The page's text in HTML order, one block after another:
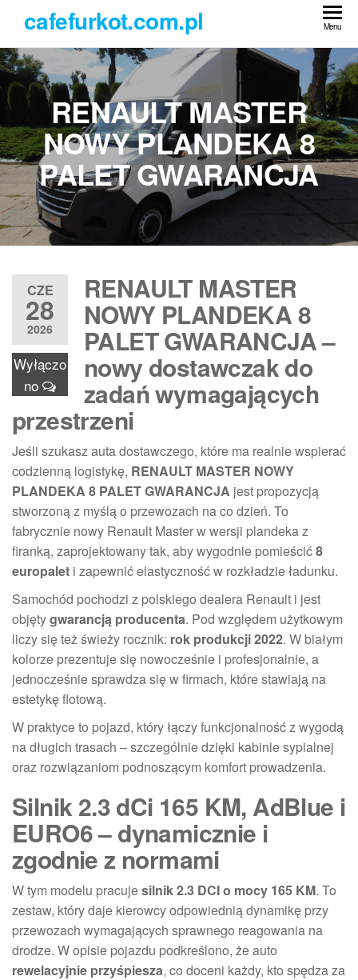
treści
cafefurkot.com.pl Menu
RENAULT MASTER
NOWY PLANDEKA 8
PALET GWARANCJA
CZE
28
2026
Wyłączo
no
RENAULT MASTER
NOWY PLANDEKA 8
PALET GWARANCJA –
nowy dostawczak do
zadań wymagających
przestrzeni
Jeśli szukasz auta dostawczego, które ma realnie wspierać
codzienną logistykę, RENAULT MASTER NOWY
PLANDEKA 8 PALET GWARANCJA jest propozycją
stworzoną z myślą o przewozach na co dzień. To
fabrycznie nowy Renault Master w wersji plandeka z
firanką, zaprojektowany tak, aby wygodnie pomieścić8
europalet i zapewnić elastyczność w rozkładzie ładunku.
Samochód pochodzi z polskiego dealera Renault i jest
objętygwarancją producenta. Pod względem użytkowym
liczy się też świeży rocznik: rok produkcji 2022. W białym
kolorze prezentuje się nowocześnie i profesjonalnie, a
jednocześnie sprawdza się w firmach, które stawiają na
estetykę flotową.
W praktyce to pojazd, który łączy funkcjonalność z wygodą
na długich trasach – szczególnie dzięki kabinie sypialnej
oraz rozwiązaniom podnoszącym komfort prowadzenia.
Silnik 2.3 dCi 165 KM, AdBlue i
EURO6 – dynamicznie i
zgodnie z normami
W tym modelu pracujesilnik 2.3 DCI o mocy 165 KM. To
zestaw, który daje kierowcy odpowiednią dynamikę przy
przewozach wymagających sprawnego reagowania na
drodze. W opisie pojazdu podkreślono, że auto
rewelacyjnie przyśpiesza, co doceni każdy, kto spędza za